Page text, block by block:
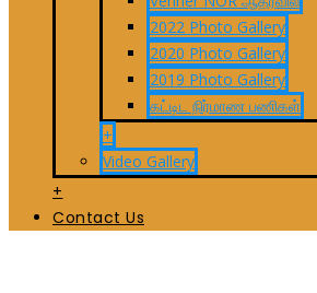
2022 Photo Gallery
2020 Photo Gallery
2019 Photo Gallery
கட்டிட நிர்மாண பணிகள்
+
Video Gallery
+
Contact Us